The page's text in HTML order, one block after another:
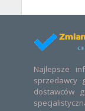
Najlepsze
sprzedawcy
dostawców